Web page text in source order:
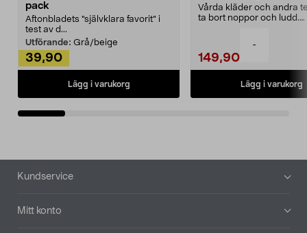
-
pack
Aftonbladets "självklara favorit” i
test av d...
Utförande: Grå/beige
39,90
Lägg i varukorg
Vårda kläder och andra
ta bort noppor och ludd.
149,90
Lägg i varukorg
Sidfot
Kundservice
Mitt konto